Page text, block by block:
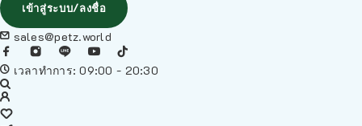
เข้าสู่ระบบ/ลงชื่อ
sales@petz.world
เวลาทำการ: 09:00 - 20:30